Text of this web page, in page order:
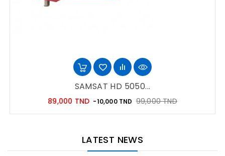
SAMSAT HD 5050...
89,000 TND Prix
-10,000 TND 99,000 TNDPrix
LATEST NEWS